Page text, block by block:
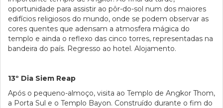
oportunidade para assistir ao pôr-do-sol num dos maiores
edifícios religiosos do mundo, onde se podem observar as
cores quentes que adensam a atmosfera mágica do
templo e ainda o reflexo das cinco torres, representadas na
bandeira do país. Regresso ao hotel. Alojamento.
13º Dia Siem Reap
Após o pequeno-almoço, visita ao Templo de Angkor Thom,
a Porta Sul e o Templo Bayon. Construído durante o fim do